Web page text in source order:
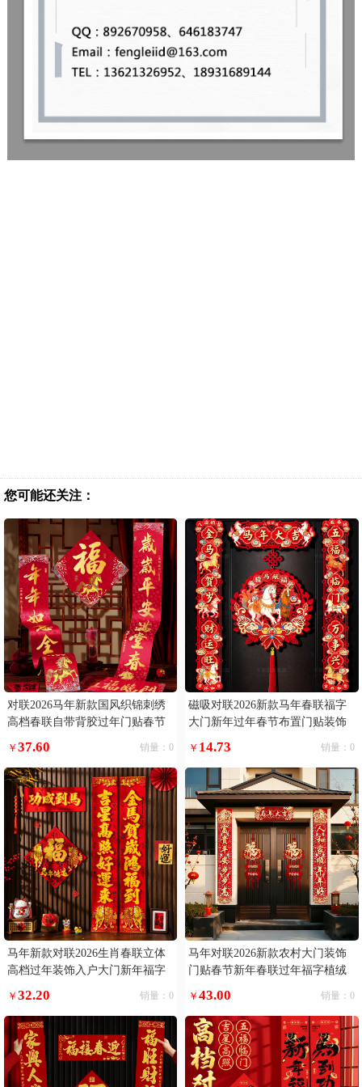
您可能还关注：
对联2026马年新款国风织锦刺绣
高档春联自带背胶过年门贴春节
￥ 37.60 销量：0
磁吸对联2026新款马年春联福字
大门新年过年春节布置门贴装饰
￥ 14.73 销量：0
马年新款对联2026生肖春联立体
高档过年装饰入户大门新年福字
￥ 32.20 销量：0
马年对联2026新款农村大门装饰
门贴春节新年春联过年福字植绒
￥43.00 销量：0